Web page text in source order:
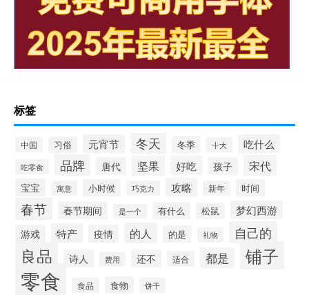
标签
中国 习俗 元宵节 冬天 冬季 十大 吃什么
吃零食 品牌 唐代 坚果 好吃 孩子 宋代
宝宝 寓意 小时候 巧克力 攻略 新年 时间
春节 春节期间 是一个 有什么 松鼠 梦幻西游
游戏 特产 疫情 的人 的是 礼物 自己的
良品 诗人 费用 还不 适合 都是 铺子
零食 食品 食物 饼干